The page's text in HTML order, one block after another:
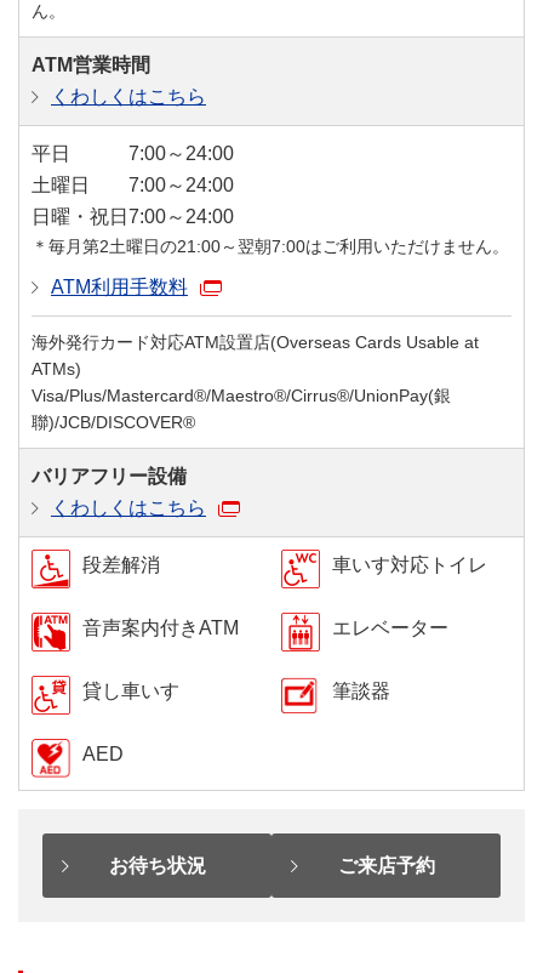
ん。
ATM営業時間
くわしくはこちら
平日
7:00～24:00
土曜日
7:00～24:00
日曜・祝日 7:00～24:00
＊毎月第2土曜日の21:00～翌朝7:00はご利用いただけません。
ATM利用手数料
海外発行カード対応ATM設置店(Overseas Cards Usable at
ATMs)
Visa/Plus/Mastercard®/Maestro®/Cirrus®/UnionPay(銀
聯)/JCB/DISCOVER®
バリアフリー設備
くわしくはこちら
段差解消 車いす対応トイレ
音声案内付きATM エレベーター
貸し車いす 筆談器
AED
お待ち状況 ご来店予約